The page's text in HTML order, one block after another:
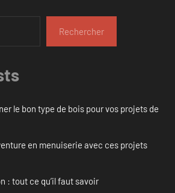
Rechercher
le bon type de bois pour vos projets de
en menuiserie avec ces projets
: tout ce qu’il faut savoir